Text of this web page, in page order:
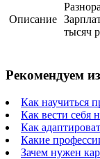
Описание
тысяч
Рекомендуем
Как научиться
Как вести себя
Как
Какие
Зачем нужен